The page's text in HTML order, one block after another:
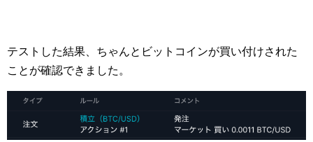
テストした結果、ちゃんとビットコインが買い付けされた
ことが確認できました。